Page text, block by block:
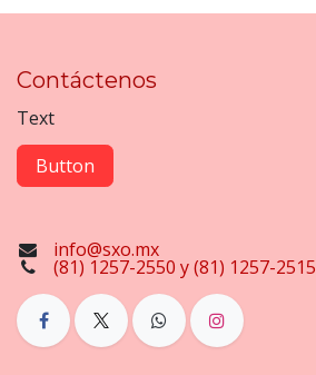
Contáctenos
Text
Button
info@sxo.mx
(81) 1257-2550 y (81) 1257-2515